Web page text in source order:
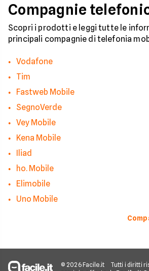
Compagnie
Scopri i prodotti e leggi tutte le
principali compagnie di telefonia
Vodafone
Tim
Fastweb Mobile
SegnoVerde
Vey Mobile
Kena Mobile
Iliad
ho. Mobile
Elimobile
Uno Mobile
© 2026 Facile.it Tutti i diritti